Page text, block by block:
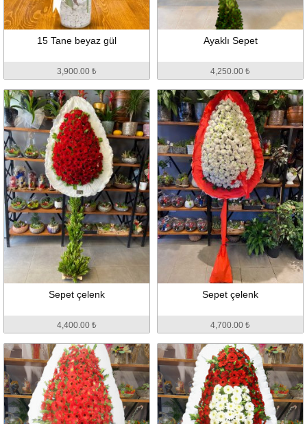
15 Tane beyaz gül
3,900.00 ₺
Ayaklı Sepet
4,250.00 ₺
Sepet çelenk
4,400.00 ₺
Sepet çelenk
4,700.00 ₺